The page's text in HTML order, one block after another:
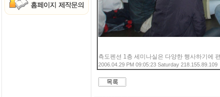
측도펜션 1층 세미나실은 다양한 행사하기에
2006.04.29 PM 09:05:23 Saturday 218.155.89.109